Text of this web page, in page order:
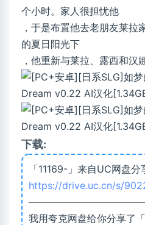
个小时。家人很担忧他
，于是布置他去老朋友莱拉
的夏日阳光下
，他重新与莱拉、露西和汉
下载:
「11169-」来自UC网盘分
https://drive.uc.cn/s/
我用夸克网盘给你分享了